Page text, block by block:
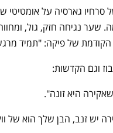
סרחיו גארסיה על אומטיטי
שער נגיחה חזק, גול,
של פיקה: "תמיד
וגם הקדשות:
היא זונה".
יש זנב, הבן שלך הוא של